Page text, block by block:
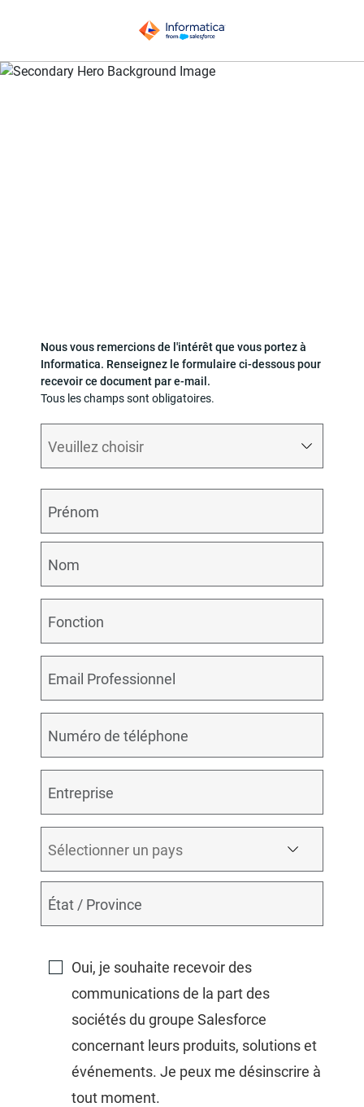
Nous vous remercions de l'intérêt que vous portez à
Informatica. Renseignez le formulaire ci-dessous pour
recevoir ce document par e-mail.
Tous les champs sont obligatoires.
Oui, je souhaite recevoir des
communications de la part des
sociétés du groupe Salesforce
concernant leurs produits, solutions et
événements. Je peux me désinscrire à
tout moment.